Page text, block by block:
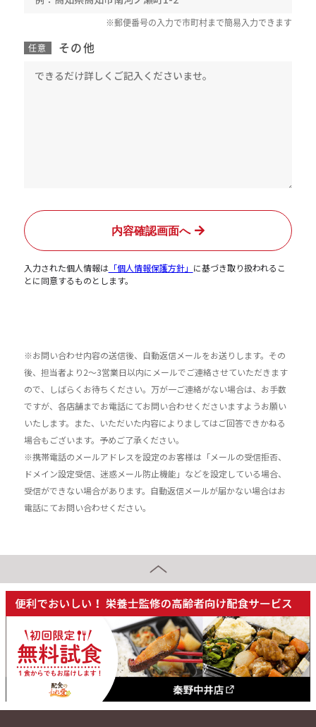
※郵便番号の入力で市町村まで簡易入力できます
その他
任意
入力された個人情報は「個人情報保護方針」 に基づき取り扱われるこ
とに同意するものとします。
※お問い合わせ内容の送信後、自動返信メールをお送りします。その
後、担当者より2〜3営業日以内にメールでご連絡させていただきます
ので、しばらくお待ちください。万が一ご連絡がない場合は、お手数
ですが、各店舗までお電話にてお問い合わせくださいますようお願い
いたします。また、いただいた内容によりましてはご回答できかねる
場合もございます。予めご了承ください。
※携帯電話のメールアドレスを設定のお客様は「メールの受信拒否、
ドメイン設定受信、迷惑メール防止機能」などを設定している場合、
受信ができない場合があります。自動返信メールが届かない場合はお
電話にてお問い合わせください。